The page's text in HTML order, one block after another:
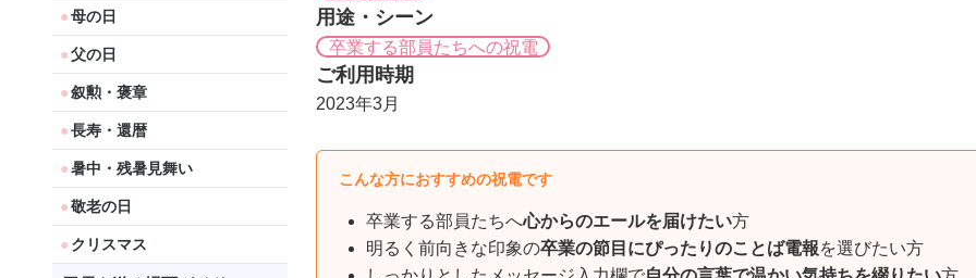
母の日
父の日
叙勲・褒章
長寿・還暦
暑中・残暑見舞い
敬老の日
クリスマス
用途・シーン
卒業する部員たちへの祝電
ご利用時期
2023年3月
こんな方におすすめの祝電です
卒業する部員たちへ心からのエールを届けたい方
明るく前向きな印象の卒業の節目にぴったりのことば電報を選びたい方